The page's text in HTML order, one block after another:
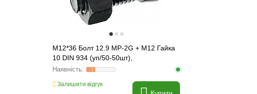
M12*36 Болт 12.9 MP-2G + M12 Гайка
10 DIN 934 (уп/50-50шт),
1236MP2129G / 1293410
Залишити відгук